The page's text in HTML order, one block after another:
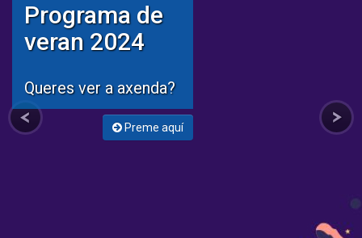
Programa de
veran 2024
Queres ver a axenda?
Preme aquí